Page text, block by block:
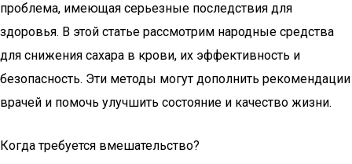
проблема, имеющая серьезные последствия для
здоровья. В этой статье рассмотрим народные средства
для снижения сахара в крови, их эффективность и
безопасность. Эти методы могут дополнить рекомендации
врачей и помочь улучшить состояние и качество жизни.
Когда требуется вмешательство?